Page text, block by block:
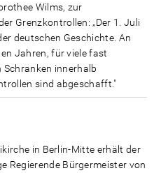
Wilms, zur
Grenzkontrollen: „Der 1. Juli
deutschen Geschichte. An
Jahren, für viele fast
innerhalb
sind abgeschafft."
in Berlin-Mitte erhält der
Regierende Bürgermeister von